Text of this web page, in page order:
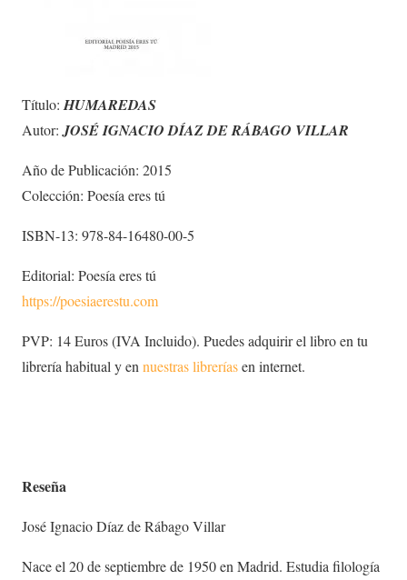
Título: HUMAREDAS
Autor: JOSÉ IGNACIO DÍAZ DE RÁBAGO VILLAR
Año de Publicación: 2015
Colección: Poesía eres tú
ISBN-13: 978-84-16480-00-5
Editorial: Poesía eres tú
https://poesiaerestu.com
PVP: 14 Euros (IVA Incluido). Puedes adquirir el libro en tu
librería habitual y en nuestras libreríasen internet.
Reseña
José Ignacio Díaz de Rábago Villar
Nace el 20 de septiembre de 1950 en Madrid. Estudia filología